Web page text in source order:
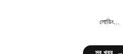
লোডিং...